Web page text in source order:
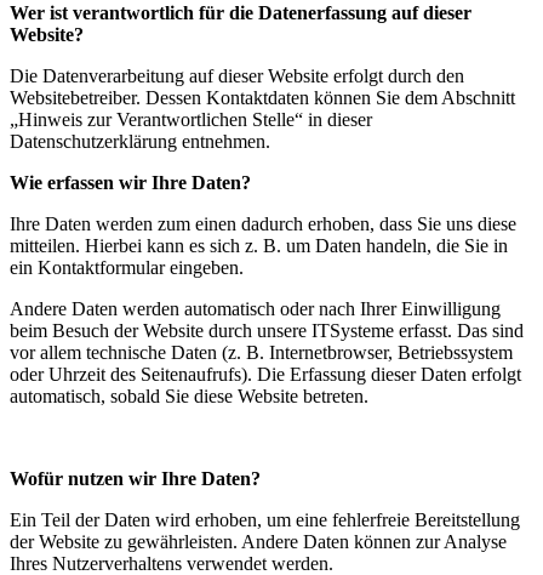
Wer ist verantwortlich für die Datenerfassung auf dieser
Website?
Die Datenverarbeitung auf dieser Website erfolgt durch den
Websitebetreiber. Dessen Kontaktdaten können Sie dem Abschnitt
„Hinweis zur Verantwortlichen Stelle“ in dieser
Datenschutzerklärung entnehmen.
Wie erfassen wir Ihre Daten?
Ihre Daten werden zum einen dadurch erhoben, dass Sie uns diese
mitteilen. Hierbei kann es sich z. B. um Daten handeln, die Sie in
ein Kontaktformular eingeben.
Andere Daten werden automatisch oder nach Ihrer Einwilligung
beim Besuch der Website durch unsere ITSysteme erfasst. Das sind
vor allem technische Daten (z. B. Internetbrowser, Betriebssystem
oder Uhrzeit des Seitenaufrufs). Die Erfassung dieser Daten erfolgt
automatisch, sobald Sie diese Website betreten.
Wofür nutzen wir Ihre Daten?
Ein Teil der Daten wird erhoben, um eine fehlerfreie Bereitstellung
der Website zu gewährleisten. Andere Daten können zur Analyse
Ihres Nutzerverhaltens verwendet werden.